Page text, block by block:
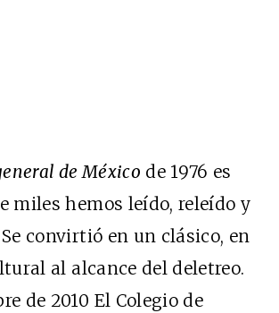
de México de 1976 es
miles hemos leído, releído y
convirtió en un clásico, en
al alcance del deletreo.
de 2010 El Colegio de